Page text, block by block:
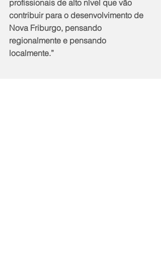
profissionais de alto nível que vão
contribuir para o desenvolvimento de
Nova Friburgo, pensando
regionalmente e pensando
localmente.”